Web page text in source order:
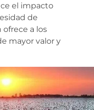
el impacto
de
a los
mayor valor y